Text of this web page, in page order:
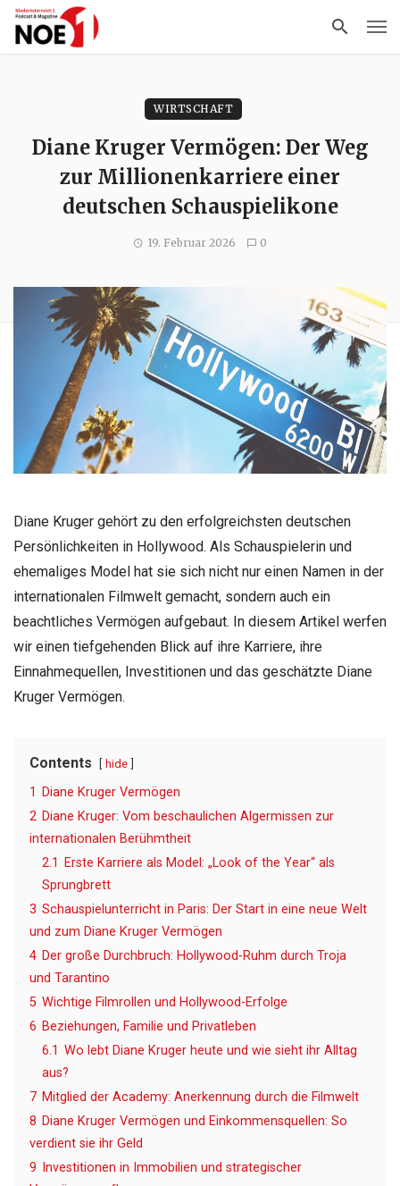
WIRTSCHAFT
Diane Kruger Vermögen: Der Weg
zur Millionenkarriere einer
deutschen Schauspielikone
19. Februar 2026 0
Diane Kruger gehört zu den erfolgreichsten deutschen
Persönlichkeiten in Hollywood. Als Schauspielerin und
ehemaliges Model hat sie sich nicht nur einen Namen in der
internationalen Filmwelt gemacht, sondern auch ein
beachtliches Vermögen aufgebaut. In diesem Artikel werfen
wir einen tiefgehenden Blick auf ihre Karriere, ihre
Einnahmequellen, Investitionen und das geschätzte Diane
Kruger Vermögen.
Contents hide
1
Diane Kruger Vermögen
2 Diane Kruger: Vom beschaulichen Algermissen zur
internationalen Berühmtheit
2.1
Erste Karriere als Model: „Look of the Year“ als
Sprungbrett
3 Schauspielunterricht in Paris: Der Start in eine neue Welt
und zum Diane Kruger Vermögen
4 Der große Durchbruch: Hollywood-Ruhm durch Troja
und Tarantino
5 Wichtige Filmrollen und Hollywood-Erfolge
6 Beziehungen, Familie und Privatleben
6.1 Wo lebt Diane Kruger heute und wie sieht ihr Alltag
aus?
7 Mitglied der Academy: Anerkennung durch die Filmwelt
8 Diane Kruger Vermögen und Einkommensquellen: So
verdient sie ihr Geld
9
Investitionen in Immobilien und strategischer